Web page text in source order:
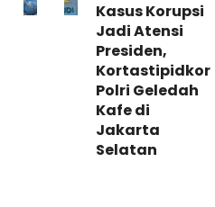
Kasus Korupsi
Jadi Atensi
Presiden,
Kortastipidkor
Polri Geledah
Kafe di
Jakarta
Selatan